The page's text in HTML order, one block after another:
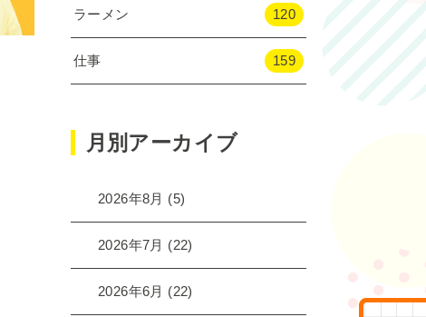
ラーメン 120
仕事 159
月別アーカイブ
2026年8月 (5)
2026年7月 (22)
2026年6月 (22)